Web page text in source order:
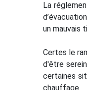
La
un mauvais
Certes le
d'être
certaines
chauffage.